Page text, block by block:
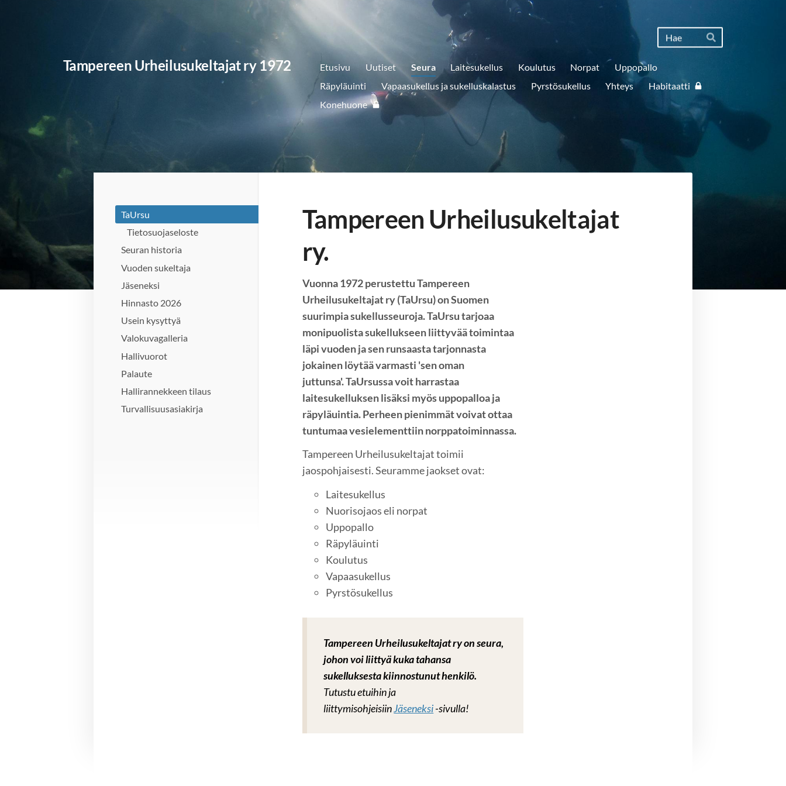
Hae
Tampereen Urheilusukeltajat ry 1972 Etusivu Uutiset Seura Laitesukellus Koulutus Norpat
Uppopallo
Räpyläuinti
Vapaasukellus ja sukelluskalastus Pyrstösukellus Yhteys
Habitaatti
Konehuone
TaUrsu
Tietosuojaseloste
Seuran historia
Vuoden sukeltaja
Jäseneksi
Hinnasto 2026
Usein kysyttyä
Valokuvagalleria
Hallivuorot
Palaute
Hallirannekkeen tilaus
Turvallisuusasiakirja
Tampereen Urheilusukeltajat
ry.
Vuonna 1972 perustettu Tampereen
Urheilusukeltajat ry (TaUrsu) on Suomen
suurimpia sukellusseuroja. TaUrsu tarjoaa
monipuolista sukellukseen liittyvää toimintaa
läpi vuoden ja sen runsaasta tarjonnasta
jokainen löytää varmasti 'sen oman
juttunsa'. TaUrsussa voit harrastaa
laitesukelluksen lisäksi myös uppopalloa ja
räpyläuintia. Perheen pienimmät voivat ottaa
tuntumaa vesielementtiin norppatoiminnassa.
Tampereen Urheilusukeltajat toimii
jaospohjaisesti. Seuramme jaokset ovat:
Laitesukellus
Nuorisojaos eli norpat
Uppopallo
Räpyläuinti
Koulutus
Vapaasukellus
Pyrstösukellus
Tampereen Urheilusukeltajat ry on seura,
johon voi liittyä kuka tahansa
sukelluksesta kiinnostunuthenkilö.
Tutustu etuihin ja
liittymisohjeisiinJäseneksi-sivulla!